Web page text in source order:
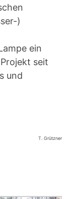
)
ein
seit
und
T. Grützner